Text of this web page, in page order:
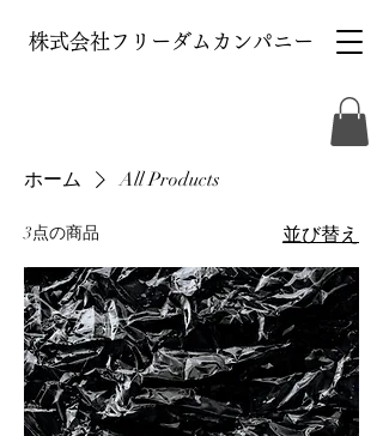
株式会社フリーダムカンパニー
ホーム All Products
3点の商品 並び替え